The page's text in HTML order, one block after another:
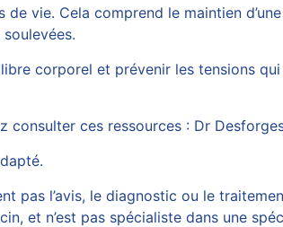
vie. Cela comprend le maintien
corporel et prévenir les tensions
consulter ces ressources : Dr
pas l’avis, le diagnostic ou le
et n’est pas spécialiste dans une